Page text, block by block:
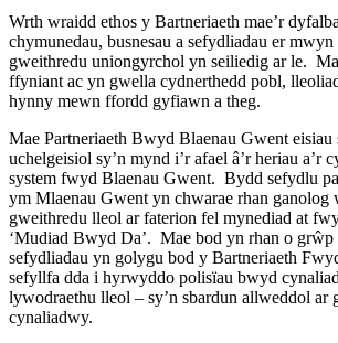
Wrth wraidd ethos y Bartneriaeth mae’r
chymunedau, busnesau a sefydliadau er
gweithredu uniongyrchol yn seiliedig ar le.
ffyniant ac yn gwella cydnerthedd pobl,
hynny mewn ffordd gyfiawn a theg.
Mae Partneriaeth Bwyd Blaenau Gwent eisiau
uchelgeisiol sy’n mynd i’r afael â’r heriau a’r
system fwyd Blaenau Gwent. Bydd sefydlu
ym Mlaenau Gwent yn chwarae rhan ganolog
gweithredu lleol ar faterion fel mynediad at
‘Mudiad Bwyd Da’. Mae bod yn rhan o grŵp
sefydliadau yn golygu bod y Bartneriaeth
sefyllfa dda i hyrwyddo polisïau bwyd
lywodraethu lleol – sy’n sbardun allweddol ar
cynaliadwy.